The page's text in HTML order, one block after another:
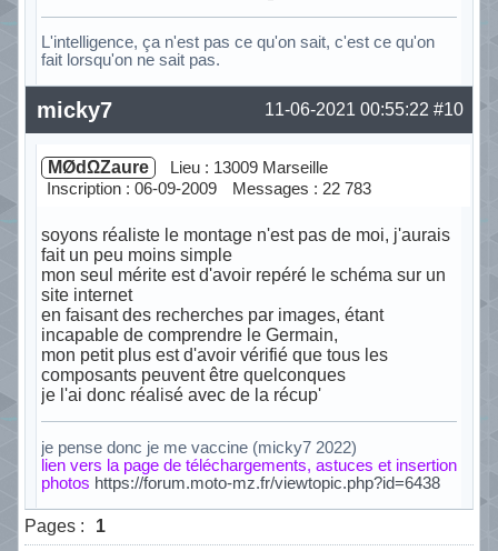
L'intelligence, ça n'est pas ce qu'on sait, c'est ce qu'on
fait lorsqu'on ne sait pas.
Hors ligne #10
11-06-2021 00:55:22
micky7
MØdΩZaure
Lieu : 13009 Marseille
Inscription : 06-09-2009
Messages : 22 783
soyons réaliste le montage n'est pas de moi, j'aurais
fait un peu moins simple
mon seul mérite est d'avoir repéré le schéma sur un
site internet
en faisant des recherches par images, étant
incapable de comprendre le Germain,
mon petit plus est d'avoir vérifié que tous les
composants peuvent être quelconques
je l'ai donc réalisé avec de la récup'
je pense donc je me vaccine (micky7 2022)
lien vers la page de téléchargements, astuces et insertion
photos https://forum.moto-mz.fr/viewtopic.php?id=6438
Hors ligne
Pages : 1